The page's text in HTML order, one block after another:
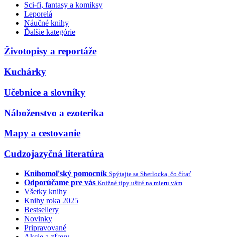
Sci-fi, fantasy a komiksy
Leporelá
Náučné knihy
Ďalšie kategórie
Životopisy a reportáže
Kuchárky
Učebnice a slovníky
Náboženstvo a ezoterika
Mapy a cestovanie
Cudzojazyčná literatúra
Knihomoľský pomocník Spýtajte sa Sherlocka, čo čítať
Odporúčame pre vás Knižné tipy ušité na mieru vám
Všetky knihy
Knihy roka 2025
Bestsellery
Novinky
Pripravované